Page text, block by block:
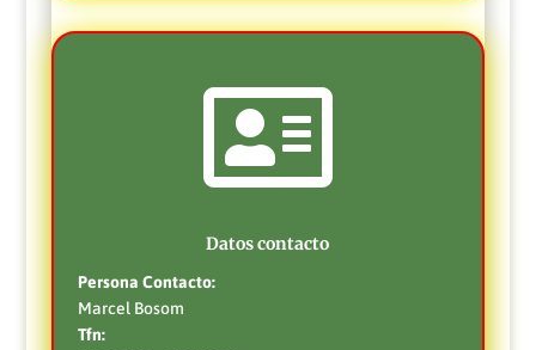

Datos contacto
Persona Contacto:
Marcel Bosom
Tfn: